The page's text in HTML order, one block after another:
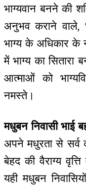
भाग्यवान बनने की
अनुभव कराने वाले,
भाग्य के अधिकार के
में भाग्य का सितारा
आत्माओं को
नमस्ते।
मधुबन निवासी भाई
अपने मधुरता से सर्व
बेहद की वैराग्य वृत्ति
यही मधुबन